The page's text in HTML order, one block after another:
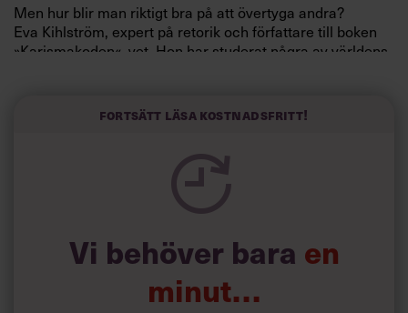
Men hur blir man riktigt bra på att övertyga andra?
Eva Kihlström, expert på retorik och författare till boken
»Karismakoden«, vet. Hon har studerat några av världens
om du inte är född med det, så går karisma att öva upp.
Varför är det viktigt för en chef att vara karismatisk?
»En person med karisma kan lättare övertyga andra och
få medarbetarna med sig. En ledares personlighet är inte
det viktigt att ha rätt attityd och utstrålning, att sända
signaler som visar på tillit och generositet.«
Fortsätt läsa kostnadsfritt!
Vi behöver bara en
minut…